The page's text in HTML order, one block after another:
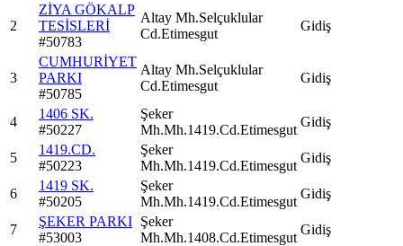
2
ZİYA GÖKALP
TESİSLERİ
#50783
Altay Mh.Selçuklular
Cd.Etimesgut
Gidiş
3
CUMHURİYET
PARKI
#50785
Altay Mh.Selçuklular
Cd.Etimesgut
Gidiş
4
1406 SK.
#50227
Şeker
Mh.Mh.1419.Cd.Etimesgut
Gidiş
5
1419.CD.
#50223
Şeker
Mh.Mh.1419.Cd.Etimesgut
Gidiş
6
1419 SK.
#50205
Şeker
Mh.Mh.1419.Cd.Etimesgut
Gidiş
7
ŞEKER PARKI
#53003
Şeker
Mh.Mh.1408.Cd.Etimesgut
Gidiş